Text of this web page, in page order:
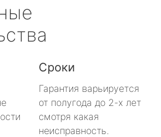
Сроки
Гарантия варьируется
от полугода до 2-х лет
смотря какая
неисправность.